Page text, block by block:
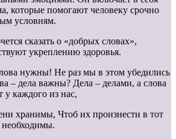
которые помогают человеку срочно
условиям.
сказать о «добрых словах»,
укреплению здоровья.
нужны! Не раз мы в этом убедились
– дела важны? Дела – делами, а слова
каждого из нас,
хранимы, Чтоб их произнести в тот